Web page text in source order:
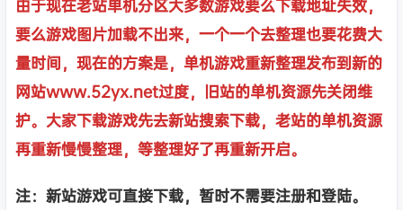
由于现在老站单机分区大多数游戏要么下载地址失效，
要么游戏图片加载不出来，一个一个去整理也要花费大
量时间，现在的方案是，单机游戏重新整理发布到新的
网站www.52yx.net过度，旧站的单机资源先关闭维
护。大家下载游戏先去新站搜索下载，老站的单机资源
再重新慢慢整理，等整理好了再重新开启。
注：新站游戏可直接下载，暂时不需要注册和登陆。